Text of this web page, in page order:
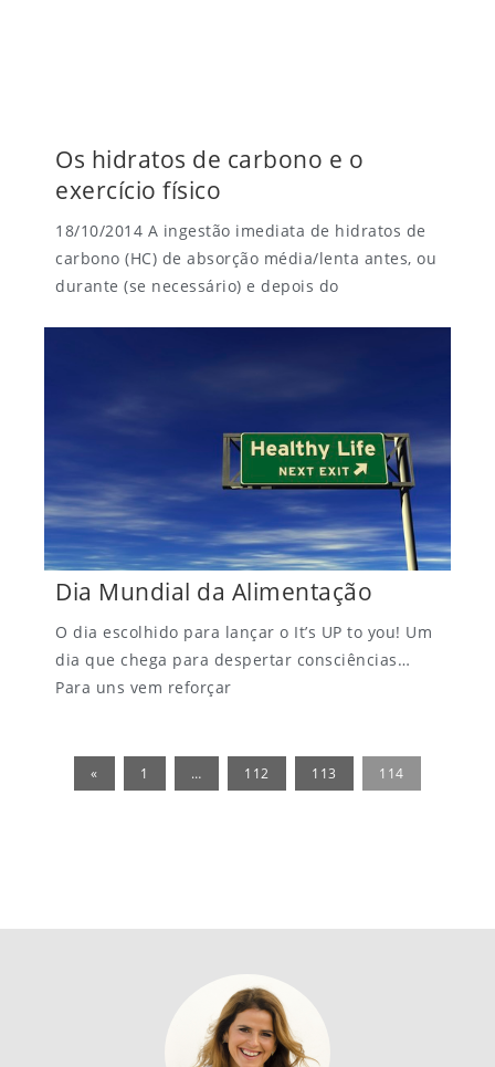
Os hidratos de carbono e o
exercício físico
18/10/2014 A ingestão imediata de hidratos de
carbono (HC) de absorção média/lenta antes, ou
durante (se necessário) e depois do
Dia Mundial da Alimentação
O dia escolhido para lançar o It’s UP to you! Um
dia que chega para despertar consciências…
Para uns vem reforçar
« 1 … 112 113 114